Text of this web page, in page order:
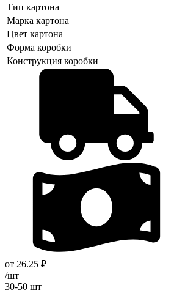
Тип картона
Марка картона
Цвет картона
Форма коробки
Конструкция коробки
от 26.25 ₽
/шт
30-50 шт